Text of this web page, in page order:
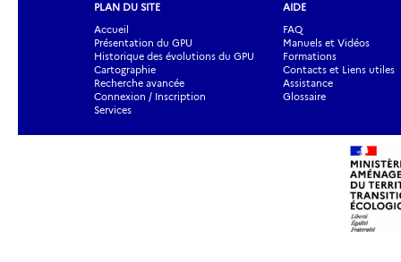
PLAN DU SITE
Accueil
Présentation du GPU
Historique des évolutions du GPU
Cartographie
Recherche avancée
Connexion / Inscription
Services
AIDE
FAQ
Manuels et Vidéos
Formations
Contacts et Liens utiles
Assistance
Glossaire